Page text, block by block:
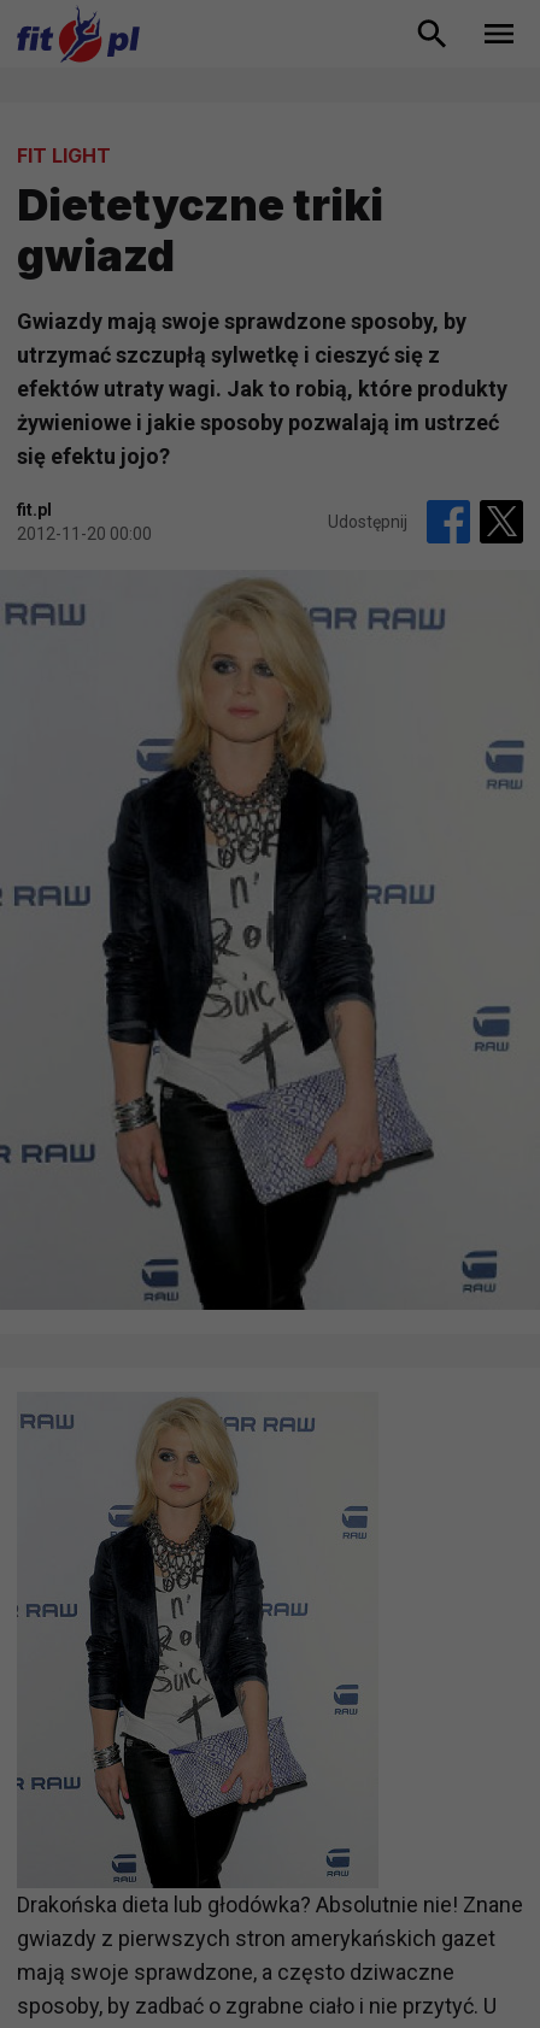
FIT LIGHT
Dietetyczne triki
gwiazd
Gwiazdy mają swoje sprawdzone sposoby, by
utrzymać szczupłą sylwetkę i cieszyć się z
efektów utraty wagi. Jak to robią, które produkty
żywieniowe i jakie sposoby pozwalają im ustrzeć
się efektu jojo?
fit.pl
2012-11-20 00:00
Udostępnij
Drakońska dieta lub głodówka? Absolutnie nie! Znane
gwiazdy z pierwszych stron amerykańskich gazet
mają swoje sprawdzone, a często dziwaczne
sposoby, by zadbać o zgrabne ciało i nie przytyć. U